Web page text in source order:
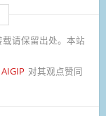
请保留出处。本站
AIGIP 对其观点赞同